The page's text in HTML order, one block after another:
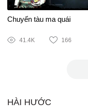
Chuyến tàu ma quái
41.4K 166
HÀI HƯỚC